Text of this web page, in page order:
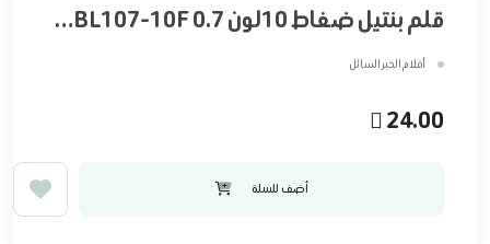
قلم بنتيل ضغاط 10لون 0.7 PE-BL107-10F
أقلام الحبر السائل
24.00
أضف للسلة